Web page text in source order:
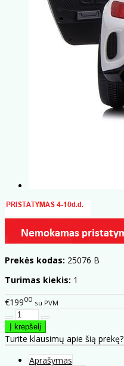
Prekės kodas: 25076 B
Turimas kiekis: 1
€19900 su PVM
Turite klausimų apie šią prekę?
Aprašymas